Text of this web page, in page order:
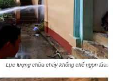
Lực lượng chữa cháy khống chế ngọn lửa.